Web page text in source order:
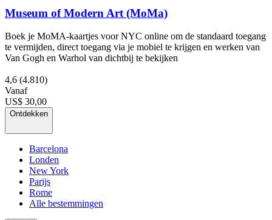
Museum of Modern Art (MoMa)
Boek je MoMA-kaartjes voor NYC online om de standaard toegang
te vermijden, direct toegang via je mobiel te krijgen en werken van
Van Gogh en Warhol van dichtbij te bekijken
4,6 (4.810)
Vanaf
US$ 30,00
Ontdekken
Barcelona
Londen
New York
Parijs
Rome
Alle bestemmingen